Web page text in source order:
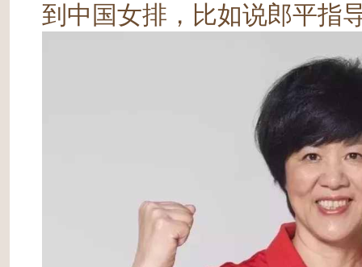
到中国女排，比如说郎平指